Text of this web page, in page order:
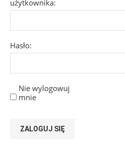
użytkownika:
Hasło:
Nie wylogowuj
mnie
ZALOGUJ SIĘ